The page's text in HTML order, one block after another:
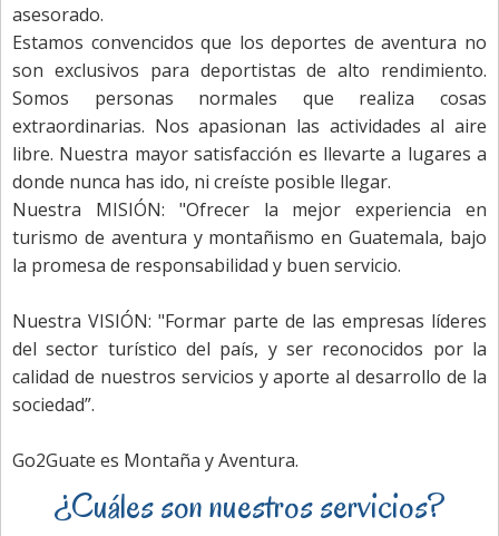
asesorado.
Estamos convencidos que los deportes de aventura no
son exclusivos para deportistas de alto rendimiento.
Somos personas normales que realiza cosas
extraordinarias. Nos apasionan las actividades al aire
libre. Nuestra mayor satisfacción es llevarte a lugares a
donde nunca has ido, ni creíste posible llegar.
Nuestra MISIÓN: "Ofrecer la mejor experiencia en
turismo de aventura y montañismo en Guatemala, bajo
la promesa de responsabilidad y buen servicio.
Nuestra VISIÓN: "Formar parte de las empresas líderes
del sector turístico del país, y ser reconocidos por la
calidad de nuestros servicios y aporte al desarrollo de la
sociedad”.
Go2Guate es Montaña y Aventura.
¿Cuáles son nuestros servicios?